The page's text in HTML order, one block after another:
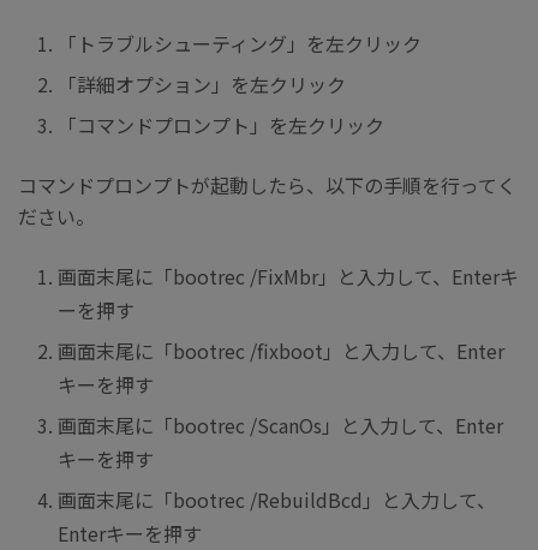
「トラブルシューティング」を左クリック
「詳細オプション」を左クリック
「コマンドプロンプト」を左クリック
コマンドプロンプトが起動したら、以下の手順を行ってく
ださい。
画面末尾に「bootrec /FixMbr」と入力して、Enterキ
ーを押す
画面末尾に「bootrec /fixboot」と入力して、Enter
キーを押す
画面末尾に「bootrec /ScanOs」と入力して、Enter
キーを押す
画面末尾に「bootrec /RebuildBcd」と入力して、
Enterキーを押す